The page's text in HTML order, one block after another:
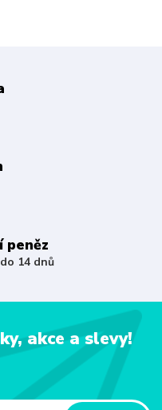
peněz
14 dnů
akce a slevy!